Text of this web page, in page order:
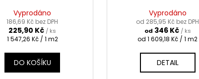
Vyprodáno
186,69 Kč bez DPH
225,90 Kč / ks
Měrná
1 547,26 Kč / 1 m2
DO KOŠÍKU
Vyprodáno
od 285,95 Kč bez DPH
od 346 Kč / ks
Měrná
od 1 609,18 Kč / 1 m2
DETAIL